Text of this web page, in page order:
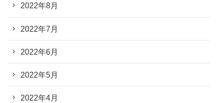
2022年8月
2022年7月
2022年6月
2022年5月
2022年4月